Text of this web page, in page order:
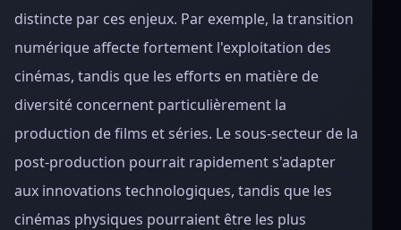
distincte par ces enjeux. Par exemple, la transition
numérique affecte fortement l'exploitation des
cinémas, tandis que les efforts en matière de
diversité concernent particulièrement la
production de films et séries. Le sous-secteur de la
post-production pourrait rapidement s'adapter
aux innovations technologiques, tandis que les
cinémas physiques pourraient être les plus